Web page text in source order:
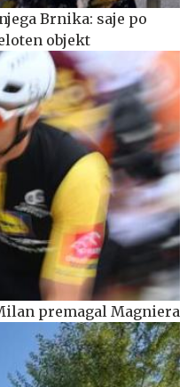
Brnika: saje po
objekt
premagal Magniera